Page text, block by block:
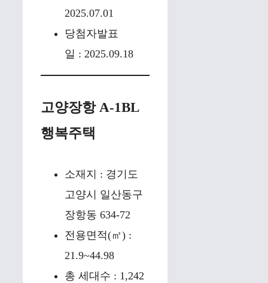
2025.07.01
당첨자발표
일 : 2025.09.18
고양장항 A-1BL
행복주택
소재지 : 경기도
고양시 일산동구
장항동 634-72
전용면적(㎡) :
21.9~44.98
총 세대수 : 1,242